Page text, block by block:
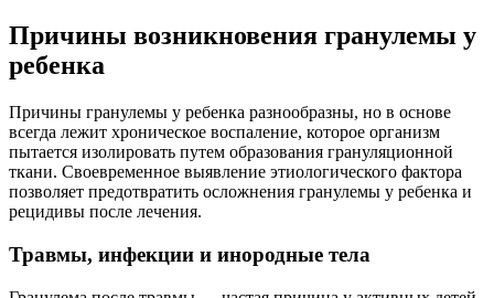
Причины возникновения гранулемы у
ребенка
Причины гранулемы у ребенка разнообразны, но в основе
всегда лежит хроническое воспаление, которое организм
пытается изолировать путем образования грануляционной
ткани. Своевременное выявление этиологического фактора
позволяет предотвратить осложнения гранулемы у ребенка и
рецидивы после лечения.
Травмы, инфекции и инородные тела